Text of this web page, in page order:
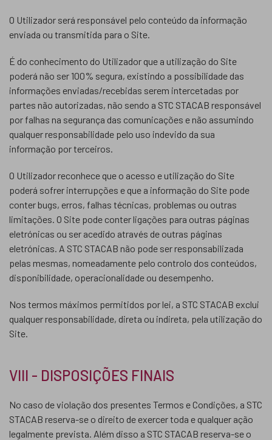
O Utilizador será responsável pelo conteúdo da informação
enviada ou transmitida para o Site.
É do conhecimento do Utilizador que a utilização do Site
poderá não ser 100% segura, existindo a possibilidade das
informações enviadas/recebidas serem intercetadas por
partes não autorizadas, não sendo a STC STACAB responsável
por falhas na segurança das comunicações e não assumindo
qualquer responsabilidade pelo uso indevido da sua
informação por terceiros.
O Utilizador reconhece que o acesso e utilização do Site
poderá sofrer interrupções e que a informação do Site pode
conter bugs, erros, falhas técnicas, problemas ou outras
limitações. O Site pode conter ligações para outras páginas
eletrónicas ou ser acedido através de outras páginas
eletrónicas. A STC STACAB não pode ser responsabilizada
pelas mesmas, nomeadamente pelo controlo dos conteúdos,
disponibilidade, operacionalidade ou desempenho.
Nos termos máximos permitidos por lei, a STC STACAB exclui
qualquer responsabilidade, direta ou indireta, pela utilização do
Site.
VIII - DISPOSIÇÕES FINAIS
No caso de violação dos presentes Termos e Condições, a STC
STACAB reserva-se o direito de exercer toda e qualquer ação
legalmente prevista. Além disso a STC STACAB reserva-se o